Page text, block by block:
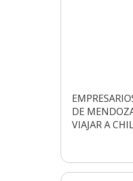
DE
VIAJAR A